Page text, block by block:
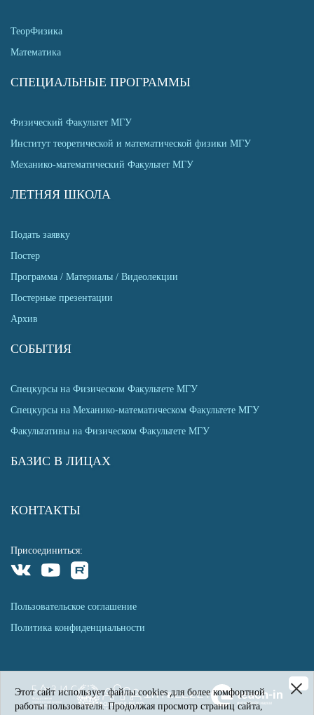
Этот сайт использует файлы cookies для более комфортной
работы пользователя. Продолжая просмотр страниц сайта,
ТеорФизика
Математика
СПЕЦИАЛЬНЫЕ ПРОГРАММЫ
Физический Факультет МГУ
Институт теоретической и математической физики МГУ
Механико-математический Факультет МГУ
ЛЕТНЯЯ ШКОЛА
Подать заявку
Постер
Программа / Материалы / Видеолекции
Постерные презентации
Архив
СОБЫТИЯ
Спецкурсы на Физическом Факультете МГУ
Спецкурсы на Механико-математическом Факультете МГУ
Факультативы на Физическом Факультете МГУ
БАЗИС В ЛИЦАХ
КОНТАКТЫ
Присоединиться:
Пользовательское соглашение
Политика конфиденциальности